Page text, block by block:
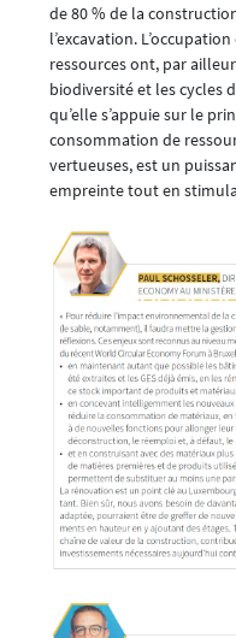
de 80 % de la
l’excavation.
ressources ont, par
biodiversité et les cycles
qu’elle s’appuie sur le
consommation de
vertueuses, est un
empreinte tout en